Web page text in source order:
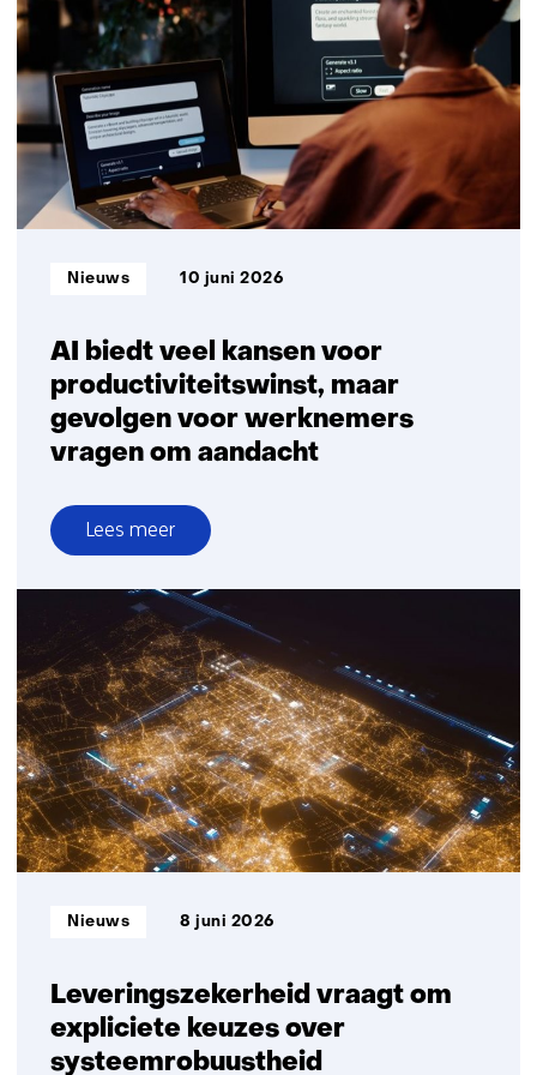
technieken
om
vervuilende
voertuigen
op
te
sporen
AI biedt veel kansen voor
productiviteitswinst, maar
gevolgen voor werknemers
vragen om aandacht
Informatietype:
Nieuws 10 juni 2026
Lees meer
over
AI
biedt
veel
kansen
voor
productiviteitswinst,
maar
gevolgen
voor
werknemers
vragen
aandacht
Leveringszekerheid vraagt om
expliciete keuzes over
systeemrobuustheid
Informatietype:
Nieuws 8 juni 2026